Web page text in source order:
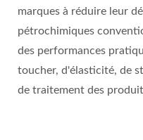
marques à réduire leur
pétrochimiques
des performances
toucher, d'élasticité, de
de traitement des